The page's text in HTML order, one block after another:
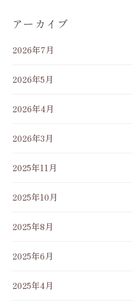
アーカイブ
2026年7月
2026年5月
2026年4月
2026年3月
2025年11月
2025年10月
2025年8月
2025年6月
2025年4月